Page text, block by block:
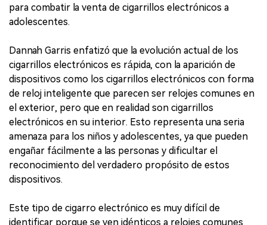
para combatir la venta de cigarrillos electrónicos a
adolescentes.
Dannah Garris enfatizó que la evolución actual de los
cigarrillos electrónicos es rápida, con la aparición de
dispositivos como los cigarrillos electrónicos con forma
de reloj inteligente que parecen ser relojes comunes en
el exterior, pero que en realidad son cigarrillos
electrónicos en su interior. Esto representa una seria
amenaza para los niños y adolescentes, ya que pueden
engañar fácilmente a las personas y dificultar el
reconocimiento del verdadero propósito de estos
dispositivos.
Este tipo de cigarro electrónico es muy difícil de
identificar porque se ven idénticos a relojes comunes